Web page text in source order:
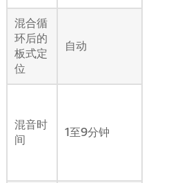
混合循
环后的
板式定
位
自动
混音时
间
1至9分钟